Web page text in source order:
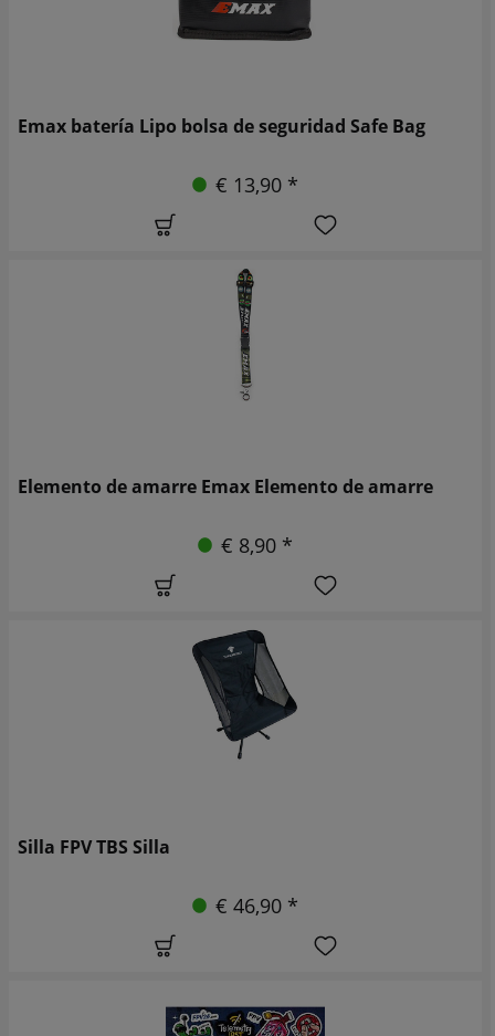
Emax batería Lipo bolsa de seguridad Safe Bag
€ 13,90 *
Elemento de amarre Emax Elemento de amarre
€ 8,90 *
Silla FPV TBS Silla
€ 46,90 *